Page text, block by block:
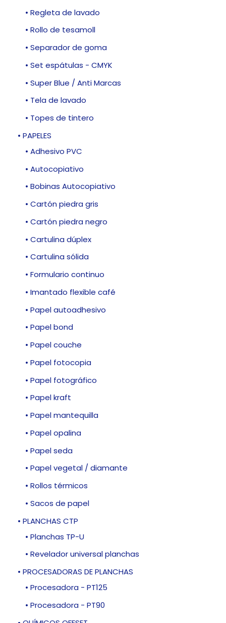
• Regleta de lavado
• Rollo de tesamoll
• Separador de goma
• Set espátulas - CMYK
• Super Blue / Anti Marcas
• Tela de lavado
• Topes de tintero
• PAPELES
• Adhesivo PVC
• Autocopiativo
• Bobinas Autocopiativo
• Cartón piedra gris
• Cartón piedra negro
• Cartulina dúplex
• Cartulina sólida
• Formulario continuo
• Imantado flexible café
• Papel autoadhesivo
• Papel bond
• Papel couche
• Papel fotocopia
• Papel fotográfico
• Papel kraft
• Papel mantequilla
• Papel opalina
• Papel seda
• Papel vegetal / diamante
• Rollos térmicos
• Sacos de papel
• PLANCHAS CTP
• Planchas TP-U
• Revelador universal planchas
• PROCESADORAS DE PLANCHAS
• Procesadora - PT125
• Procesadora - PT90